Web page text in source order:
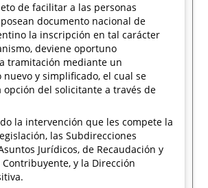
de facilitar a las personas
documento nacional de
la inscripción en tal carácter
deviene oportuno
tramitación mediante un
y simplificado, el cual se
del solicitante a través de
la intervención que les compete la
las Subdirecciones
Jurídicos, de Recaudación y
Contribuyente, y la Dirección